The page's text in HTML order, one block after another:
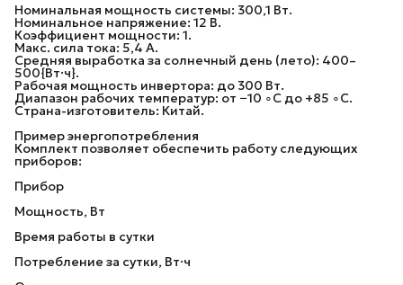
Номинальная мощность системы: 300,1 Вт.
Номинальное напряжение: 12 В.
Коэффициент мощности: 1.
Макс. сила тока: 5,4 А.
Средняя выработка за солнечный день (лето): 400–
500{Вт·ч}.
Рабочая мощность инвертора: до 300 Вт.
Диапазон рабочих температур: от −10 ∘C до +85 ∘C.
Страна-изготовитель: Китай.
Пример энергопотребления
Комплект позволяет обеспечить работу следующих
приборов:
Прибор
Мощность, Вт
Время работы в сутки
Потребление за сутки, Вт·ч